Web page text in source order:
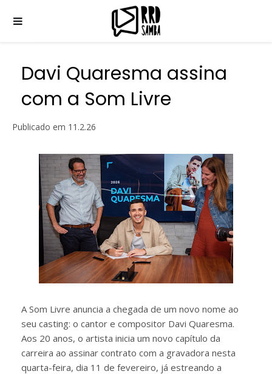
Davi Quaresma assina
com a Som Livre
Publicado em 11.2.26
A Som Livre anuncia a chegada de um novo nome ao
seu casting: o cantor e compositor Davi Quaresma.
Aos 20 anos, o artista inicia um novo capítulo da
carreira ao assinar contrato com a gravadora nesta
quarta-feira, dia 11 de fevereiro, já estreando a